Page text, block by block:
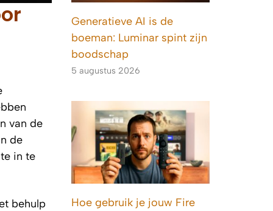
van de
de
in te
behulp
Generatieve AI is de
boeman: Luminar spint zijn
boodschap
5 augustus 2026
Hoe gebruik je jouw Fire